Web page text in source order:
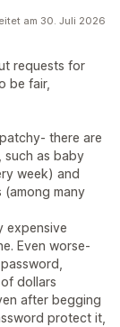
am 30. Juli 2026
requests for
be fair,
there are
such as baby
week) and
many
expensive
Even worse-
dollars
after begging
protect it,